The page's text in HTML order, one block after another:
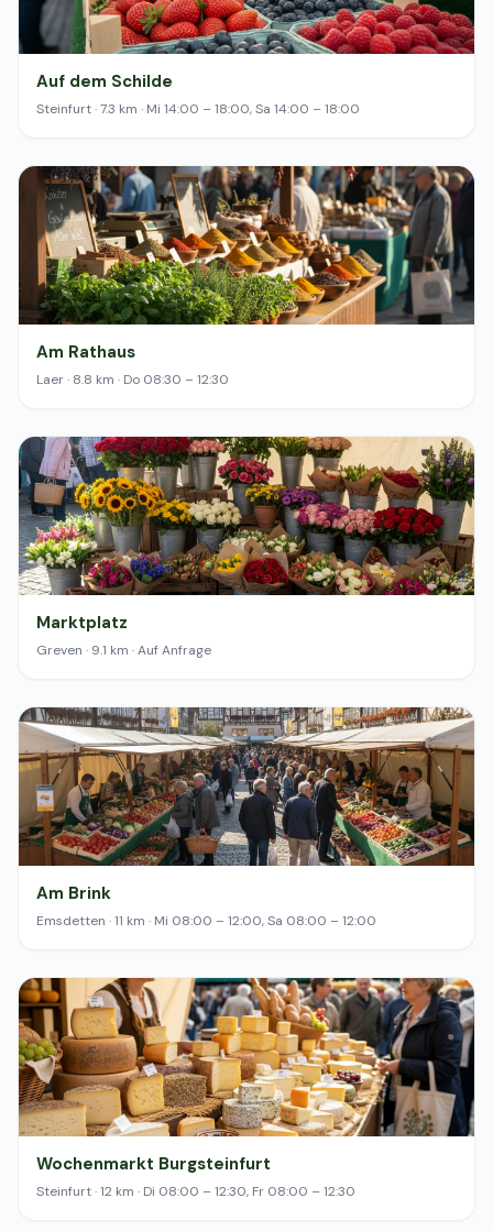
Auf dem Schilde
Steinfurt · 7.3 km · Mi 14:00 – 18:00, Sa 14:00 – 18:00
Am Rathaus
Laer · 8.8 km · Do 08:30 – 12:30
Marktplatz
Greven · 9.1 km · Auf Anfrage
Am Brink
Emsdetten · 11 km · Mi 08:00 – 12:00, Sa 08:00 – 12:00
Wochenmarkt Burgsteinfurt
Steinfurt · 12 km · Di 08:00 – 12:30, Fr 08:00 – 12:30